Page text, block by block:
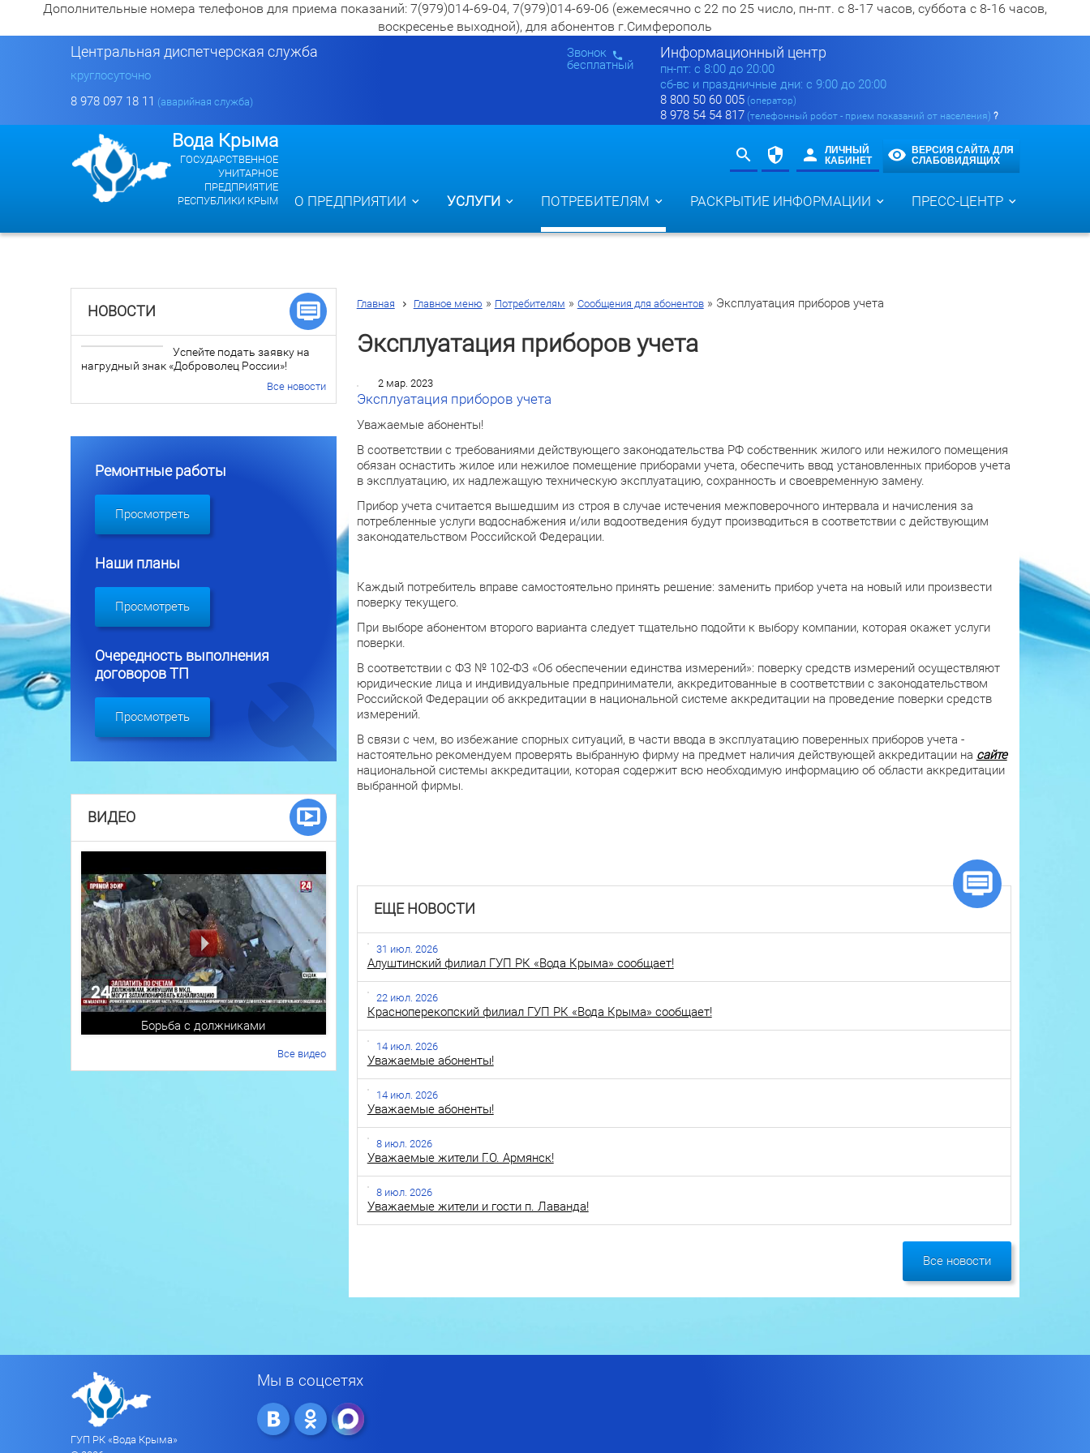
Дополнительные номера телефонов для приема показаний: 7(979)014-69-04, 7(979)014-69-06 (ежемесячно с 22 по 25 число, пн-пт. с 8-17 часов, суббота с 8-16 часов,
воскресенье выходной), для абонентов г.Симферополь
Информационный центр
пн-пт: c 8:00 до 20:00
сб-вс и праздничные дни: с 9:00 до 20:00
8 800 50 60 005 (оператор)
8 978 54 54 817 (телефонный робот - прием показаний от населения) ?
Звонок
бесплатный
Центральная диспетчерская служба
круглосуточно
8 978 097 18 11 (аварийная служба)
Вода Крыма
ГОСУДАРСТВЕННОЕ
УНИТАРНОЕ
ПРЕДПРИЯТИЕ
РЕСПУБЛИКИ КРЫМ
ЛИЧНЫЙ
КАБИНЕТ
ВЕРСИЯ САЙТА ДЛЯ
СЛАБОВИДЯЩИХ
О ПРЕДПРИЯТИИ УСЛУГИ ПОТРЕБИТЕЛЯМ РАСКРЫТИЕ ИНФОРМАЦИИ ПРЕСС-ЦЕНТР
Главная Главное меню » Потребителям » Сообщения для абонентов» Эксплуатация приборов учета
Эксплуатация приборов учета
2 мар. 2023
Эксплуатация приборов учета
Уважаемые абоненты!
В соответствии с требованиями действующего законодательства РФ собственник жилого или нежилого помещения
обязан оснастить жилое или нежилое помещение приборами учета, обеспечить ввод установленных приборов учета
в эксплуатацию, их надлежащую техническую эксплуатацию, сохранность и своевременную замену.
Прибор учета считается вышедшим из строя в случае истечения межповерочного интервала и начисления за
потребленные услуги водоснабжения и/или водоотведения будут производиться в соответствии с действующим
законодательством Российской Федерации.
Каждый потребитель вправе самостоятельно принять решение: заменить прибор учета на новый или произвести
поверку текущего.
При выборе абонентом второго варианта следует тщательно подойти к выбору компании, которая окажет услуги
поверки.
В соответствии с ФЗ № 102-ФЗ «Об обеспечении единства измерений»: поверку средств измерений осуществляют
юридические лица и индивидуальные предприниматели, аккредитованные в соответствии с законодательством
Российской Федерации об аккредитации в национальной системе аккредитации на проведение поверки средств
измерений.
В связи с чем, во избежание спорных ситуаций, в части ввода в эксплуатацию поверенных приборов учета -
настоятельно рекомендуем проверять выбранную фирму на предмет наличия действующей аккредитации на сайте
национальной системы аккредитации, которая содержит всю необходимую информацию об области аккредитации
выбранной фирмы.
ЕЩЕ НОВОСТИ
31 июл. 2026
Алуштинский филиал ГУП РК «Вода Крыма» сообщает!
22 июл. 2026
Красноперекопский филиал ГУП РК «Вода Крыма» сообщает!
14 июл. 2026
Уважаемые абоненты!
14 июл. 2026
Уважаемые абоненты!
8 июл. 2026
Уважаемые жители Г.О. Армянск!
8 июл. 2026
Уважаемые жители и гости п. Лаванда!
Все новости
НОВОСТИ
Успейте подать заявку на
нагрудный знак «Доброволец России»!
Все новости
Ремонтные работы
Просмотреть
Наши планы
Просмотреть
Очередность выполнения
договоров ТП
Просмотреть
ВИДЕО
Борьба с должниками
Все видео
ГУП РК «Вода Крыма»
Мы в соцсетях